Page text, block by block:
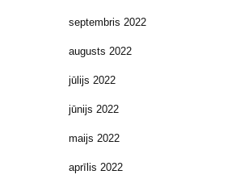
septembris 2022
augusts 2022
jūlijs 2022
jūnijs 2022
maijs 2022
aprīlis 2022